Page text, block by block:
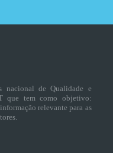
nacional de Qualidade e
que tem como objetivo:
relevante para as